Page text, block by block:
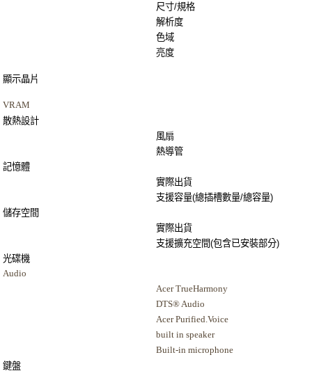
尺寸/規格
解析度
色域
亮度
顯示晶片
VRAM
散熱設計
風扇
熱導管
記憶體
實際出貨
支援容量(總插槽數量/總容量)
儲存空間
實際出貨
支援擴充空間(包含已安裝部分)
光碟機
Audio
Acer TrueHarmony
DTS® Audio
Acer Purified.Voice
built in speaker
Built-in microphone
鍵盤